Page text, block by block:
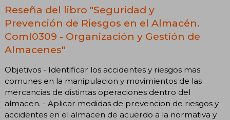
Reseña del libro "Seguridad y
Prevención de Riesgos en el Almacén.
Coml0309 - Organización y Gestión de
Almacenes"
Objetivos - Identificar los accidentes y riesgos mas
comunes en la manipulacion y movimientos de las
mercancias de distintas operaciones dentro del
almacen. - Aplicar medidas de prevencion de riesgos y
accidentes en el almacen de acuerdo a la normativa y